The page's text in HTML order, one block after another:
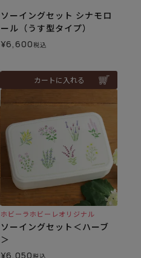
ソーイングセット シナモロ
ール（うす型タイプ）
¥6,600税込
カートに入れる
ホビーラホビーレオリジナル
ソーイングセット＜ハーブ
＞
¥6,050税込